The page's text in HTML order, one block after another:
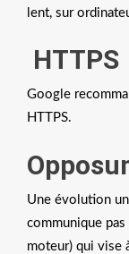
lent, sur
HTTPS
Google
HTTPS.
Une évolution
communique
moteur) qui vise